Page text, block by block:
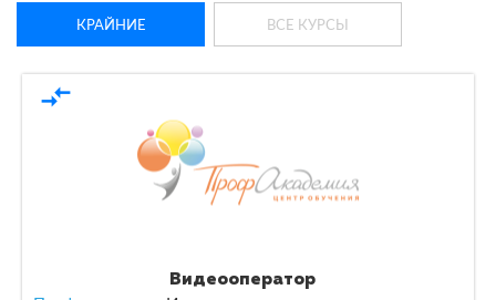
КРАЙНИЕ ВСЕ КУРСЫ
compare_arrows
Видеооператор